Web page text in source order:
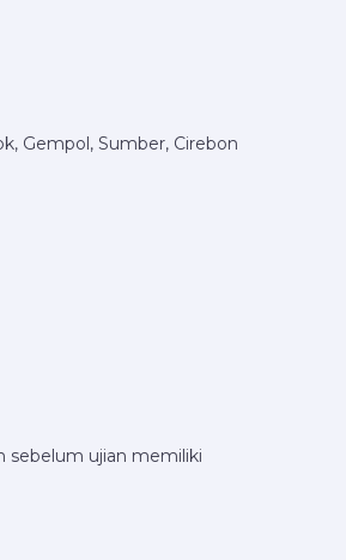
Gempol, Sumber, Cirebon
sebelum ujian memiliki